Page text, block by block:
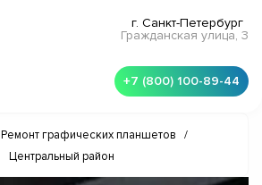
г. Санкт-Петербург
Гражданская улица, 3
+7 (800) 100-89-44
Ремонт графических планшетов
/
Центральный район